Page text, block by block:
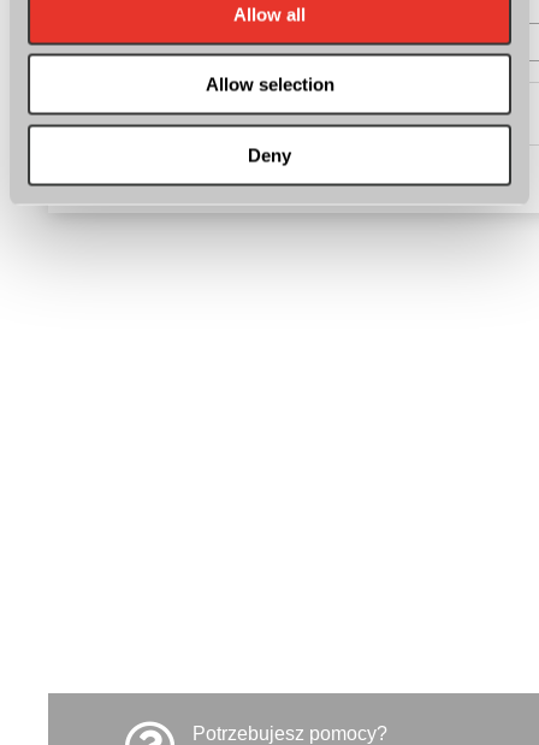
Allow all
Allow selection
Deny
* W celu weryfikacji przepisz 4 cyfrowy kod captcha
1672
* Zgoda naadministrowanie danych osobowych
Wyślij
Potrzebujesz pomocy?